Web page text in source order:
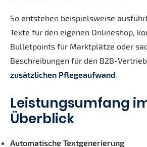
So entstehen beispielsweise
Texte für den eigenen Onlineshop,
Bulletpoints für Marktplätze oder
Beschreibungen für den B2B-
zusätzlichen Pflegeaufwand.
Leistungsumfang
Überblick
Automatische Textgenerierung